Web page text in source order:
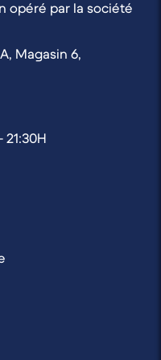
opéré par la société
Magasin 6,